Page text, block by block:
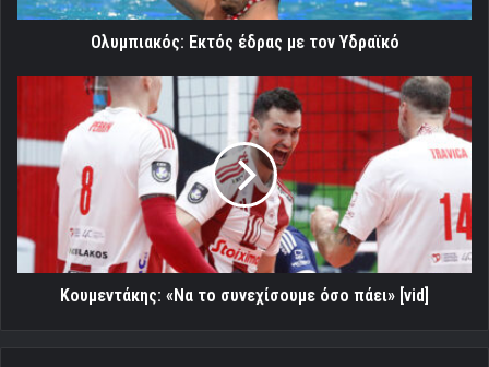
Ολυμπιακός: Εκτός έδρας με τον Υδραϊκό
Κουμεντάκης:
το
συνεχίσουμε
Κουμεντάκης: «Να το συνεχίσουμε όσο πάει» [vid]